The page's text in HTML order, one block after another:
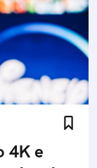
4K e